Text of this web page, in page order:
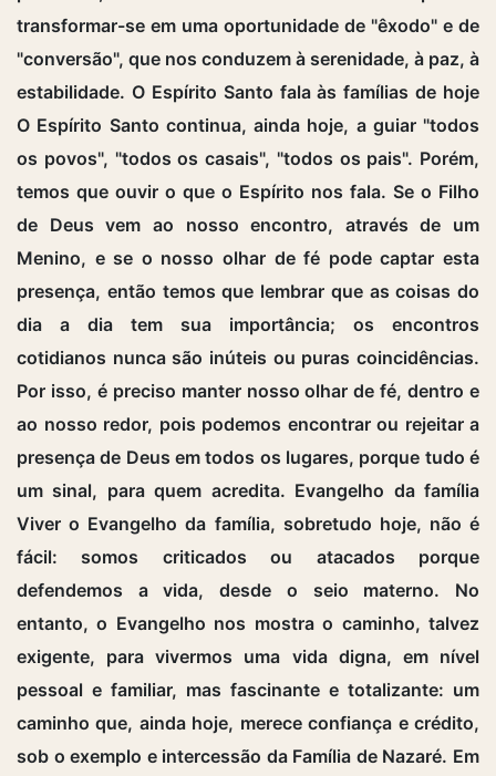
transformar-se em uma oportunidade de "êxodo" e de
"conversão", que nos conduzem à serenidade, à paz, à
estabilidade. O Espírito Santo fala às famílias de hoje
O Espírito Santo continua, ainda hoje, a guiar "todos
os povos", "todos os casais", "todos os pais". Porém,
temos que ouvir o que o Espírito nos fala. Se o Filho
de Deus vem ao nosso encontro, através de um
Menino, e se o nosso olhar de fé pode captar esta
presença, então temos que lembrar que as coisas do
dia a dia tem sua importância; os encontros
cotidianos nunca são inúteis ou puras coincidências.
Por isso, é preciso manter nosso olhar de fé, dentro e
ao nosso redor, pois podemos encontrar ou rejeitar a
presença de Deus em todos os lugares, porque tudo é
um sinal, para quem acredita. Evangelho da família
Viver o Evangelho da família, sobretudo hoje, não é
fácil: somos criticados ou atacados porque
defendemos a vida, desde o seio materno. No
entanto, o Evangelho nos mostra o caminho, talvez
exigente, para vivermos uma vida digna, em nível
pessoal e familiar, mas fascinante e totalizante: um
caminho que, ainda hoje, merece confiança e crédito,
sob o exemplo e intercessão da Família de Nazaré. Em